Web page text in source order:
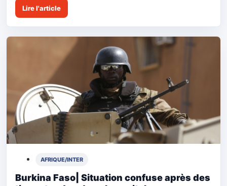
Lire l'article
AFRIQUE/INTER
Burkina Faso| Situation confuse après des